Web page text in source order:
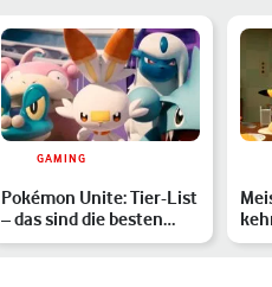
GAMING
Pokémon Unite: Tier-List
– das sind die besten
Pokémon im Ranking